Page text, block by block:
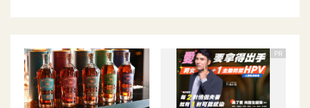
PR